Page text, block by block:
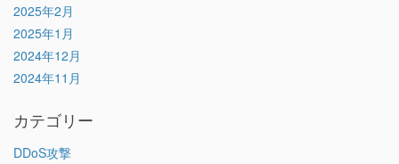
2025年2月
2025年1月
2024年12月
2024年11月
カテゴリー
DDoS攻撃